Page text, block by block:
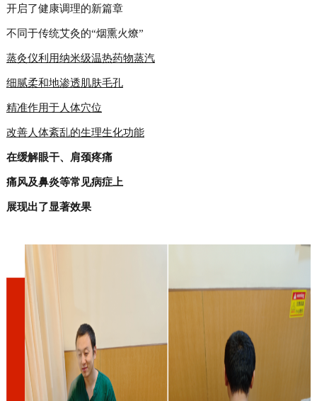
开启了健康调理的新篇章
不同于传统艾灸的“烟熏火燎”
蒸灸仪利用纳米级温热药物蒸汽
细腻柔和地渗透肌肤毛孔
精准作用于人体穴位
改善人体紊乱的生理生化功能
在缓解眼干、肩颈疼痛
痛风及鼻炎等常见病症上
展现出了显著效果